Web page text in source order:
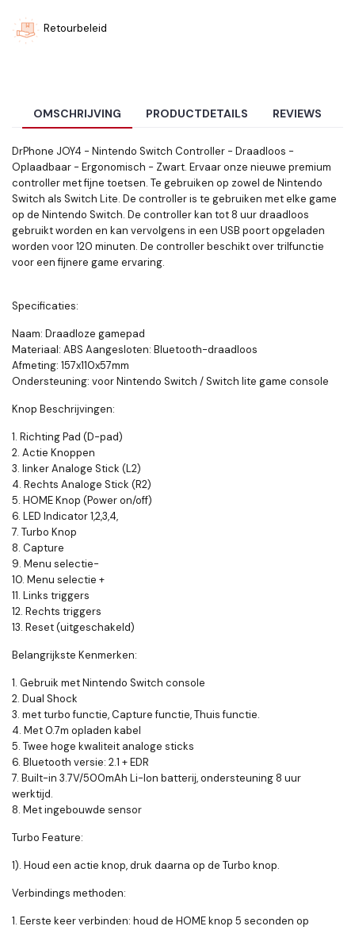
Retourbeleid
OMSCHRIJVING PRODUCTDETAILS REVIEWS
DrPhone JOY4 - Nintendo Switch Controller - Draadloos -
Oplaadbaar - Ergonomisch - Zwart. Ervaar onze nieuwe premium
controller met fijne toetsen. Te gebruiken op zowel de Nintendo
Switch als Switch Lite. De controller is te gebruiken met elke game
op de Nintendo Switch. De controller kan tot 8 uur draadloos
gebruikt worden en kan vervolgens in een USB poort opgeladen
worden voor 120 minuten. De controller beschikt over trilfunctie
voor een fijnere game ervaring.
Specificaties:
Naam: Draadloze gamepad
Materiaal: ABS Aangesloten: Bluetooth-draadloos
Afmeting: 157x110x57mm
Ondersteuning: voor Nintendo Switch / Switch lite game console
Knop Beschrijvingen:
1. Richting Pad (D-pad)
2. Actie Knoppen
3. linker Analoge Stick (L2)
4. Rechts Analoge Stick (R2)
5. HOME Knop (Power on/off)
6. LED Indicator 1,2,3,4,
7. Turbo Knop
8. Capture
9. Menu selectie-
10. Menu selectie +
11. Links triggers
12. Rechts triggers
13. Reset (uitgeschakeld)
Belangrijkste Kenmerken:
1. Gebruik met Nintendo Switch console
2. Dual Shock
3. met turbo functie, Capture functie, Thuis functie.
4. Met 0.7m opladen kabel
5. Twee hoge kwaliteit analoge sticks
6. Bluetooth versie: 2.1 + EDR
7. Built-in 3.7V/500mAh Li-Ion batterij, ondersteuning 8 uur
werktijd.
8. Met ingebouwde sensor
Turbo Feature:
1). Houd een actie knop, druk daarna op de Turbo knop.
Verbindings methoden:
1. Eerste keer verbinden: houd de HOME knop 5 seconden op